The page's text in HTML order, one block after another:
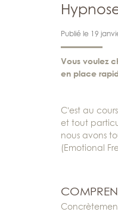
Publié le 19
Vous voulez
en place
C’est au
et tout
nous avons
(Emotional